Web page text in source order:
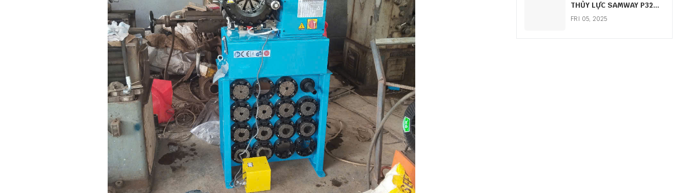
THỦY LỰC SAMWAY P32
TẠI THANH TRÌ
FRI 05, 2025